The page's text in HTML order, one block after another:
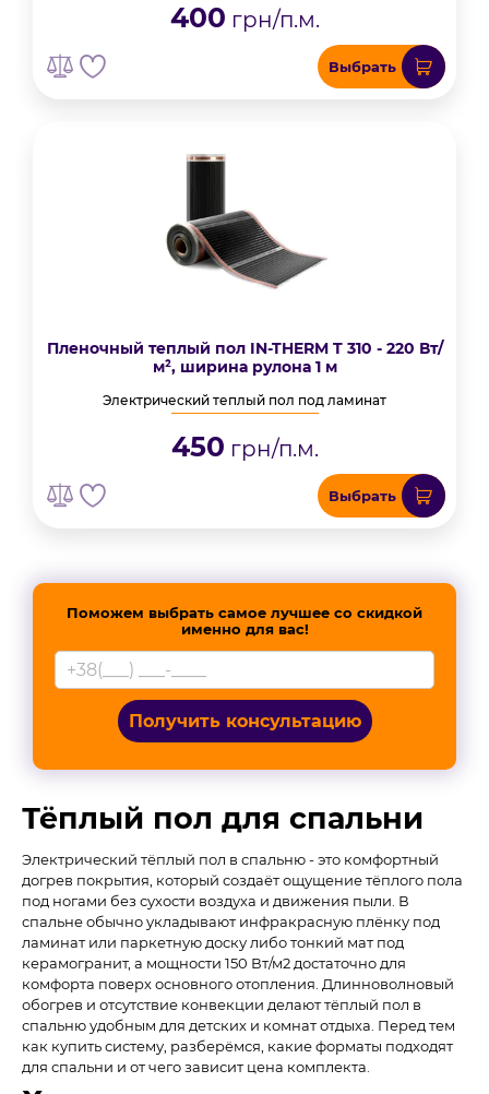
400 грн/п.м.
Выбрать
Пленочный теплый пол IN-THERM T 310 - 220 Вт/
м², ширина рулона 1 м
Электрический теплый пол под ламинат
450 грн/п.м.
Выбрать
Поможем выбрать самое лучшее со скидкой
именно для вас!
Получить консультацию
Тёплый пол для спальни
Электрический тёплый пол в спальню - это комфортный
догрев покрытия, который создаёт ощущение тёплого пола
под ногами без сухости воздуха и движения пыли. В
спальне обычно укладывают инфракрасную плёнку под
ламинат или паркетную доску либо тонкий мат под
керамогранит, а мощности 150 Вт/м2 достаточно для
комфорта поверх основного отопления. Длинноволновый
обогрев и отсутствие конвекции делают тёплый пол в
спальню удобным для детских и комнат отдыха. Перед тем
как купить систему, разберёмся, какие форматы подходят
для спальни и от чего зависит цена комплекта.